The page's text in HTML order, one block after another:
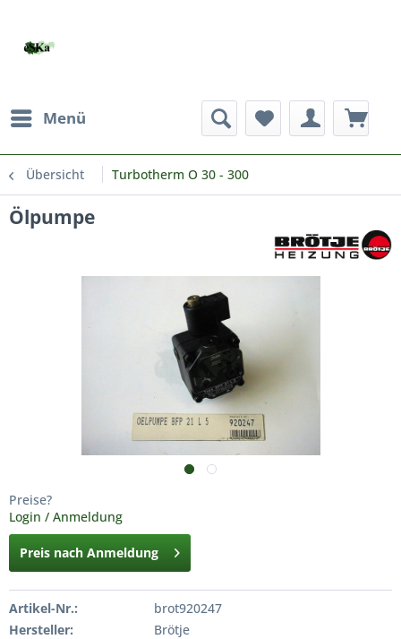
Menü
Übersicht Turbotherm O 30 - 300
Ölpumpe
Preise?
Login / Anmeldung
Preis nach Anmeldung
Artikel-Nr.:
brot920247
Hersteller:
Brötje